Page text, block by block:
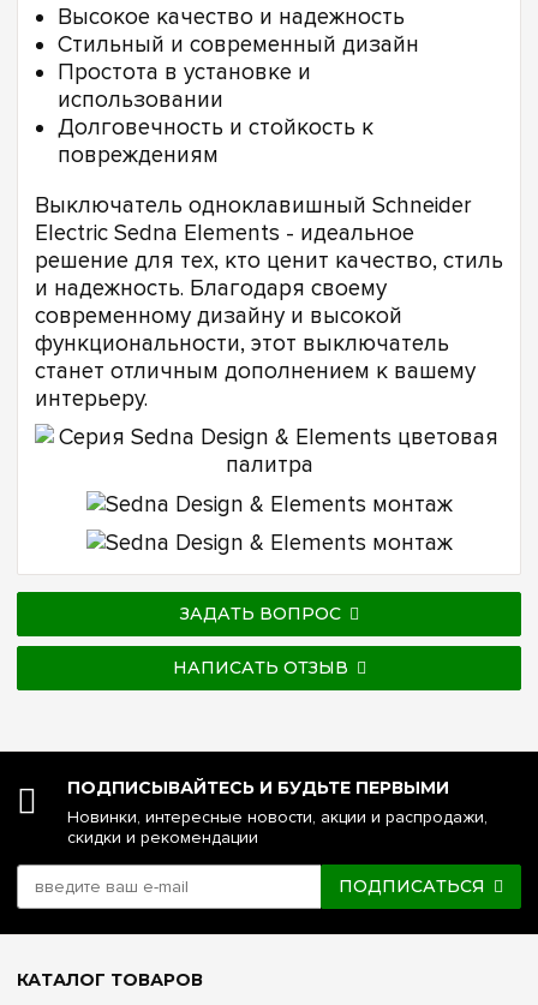
Высокое качество и надежность
Стильный и современный дизайн
Простота в установке и
использовании
Долговечность и стойкость к
повреждениям
Выключатель одноклавишный Schneider
Electric Sedna Elements - идеальное
решение для тех, кто ценит качество, стиль
и надежность. Благодаря своему
современному дизайну и высокой
функциональности, этот выключатель
станет отличным дополнением к вашему
интерьеру.
ЗАДАТЬ ВОПРОС
НАПИСАТЬ ОТЗЫВ
ПОДПИСЫВАЙТЕСЬ И БУДЬТЕ ПЕРВЫМИ
Новинки, интересные новости, акции и распродажи,
скидки и рекомендации
ПОДПИСАТЬСЯ
КАТАЛОГ ТОВАРОВ